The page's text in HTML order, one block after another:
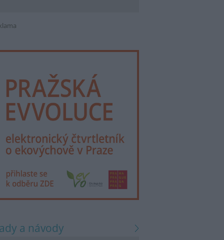
a návody